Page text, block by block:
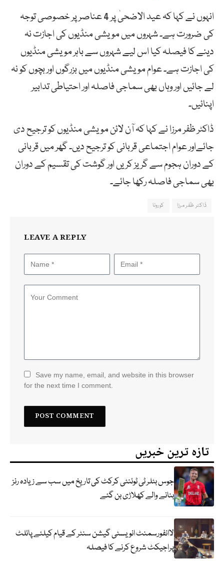
انہوں نے کہا کہ عید الاضحیٰ پر 4 عناصر پر خصوصی توجہ
کی ضرورت ہے۔ شہروں میں مویشی منڈیوں کی اجازت نہ
دینے کا فیصلہ کیا اس لیے شہروں سے باہر مویشی منڈیوں
کی اجازت ہے۔ عوام مویشی منڈیوں میں بزرگوں اور بچوں کو نہ
لے جائیں اور وہاں بھی سماجی فاصلہ اور احتیاطی تدابیر
اپنائیں۔
ڈاکٹر ظفر مرزا نے کہا کہ آن لائن مویشی منڈیوں کو ترجیح دی
جائےاور عوام اجتماعی قربانی کو ترجیح دیں۔ گھر میں قربانی
کے دوران ہجوم سے گریز کریں اور گوشت کی تقسیم کے دوران
بھی سماجی فاصلہ رکھا جائے۔
ڈاکٹر ظفر مرزا کورونا
LEAVE A REPLY
Save my name, email, and website in this browser
for the next time I comment.
تازہ ترین خبریں
جوس بٹلر ٹی ٹوئنٹی کرکٹ کی تاریخ میں سب سے زیادہ رنز
بنانے والے کھلاڑی بن گئے
لاانفورسمنٹ انویسٹی گیشن سنٹر کے قیام کیلئے پائلٹ
پراجیکٹ شروع کرنے کا فیصلہ